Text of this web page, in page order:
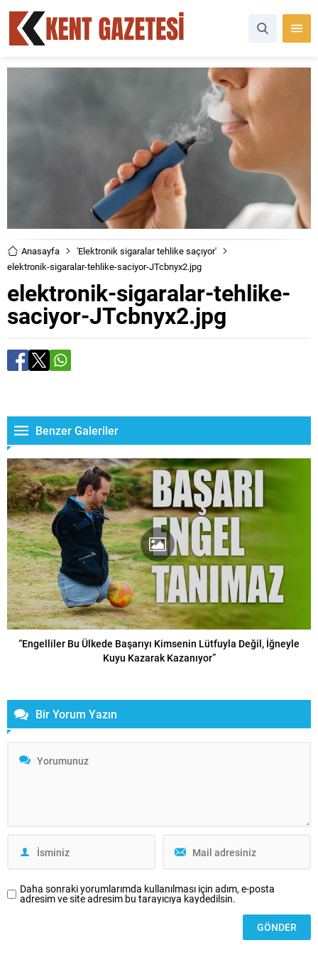
Anasayfa
'Elektronik sigaralar tehlike saçıyor'
elektronik-sigaralar-tehlike-saciyor-JTcbnyx2.jpg
elektronik-sigaralar-tehlike-
saciyor-JTcbnyx2.jpg
Benzer Galeriler
“Engelliler Bu Ülkede Başarıyı Kimsenin Lütfuyla Değil, İğneyle
Kuyu Kazarak Kazanıyor”
Bir Yorum Yazın
Daha sonraki yorumlarımda kullanılması için adım, e-posta
adresim ve site adresim bu tarayıcıya kaydedilsin.